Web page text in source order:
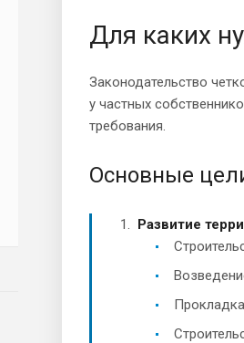
Для каких
Законодательство
у частных
требования.
Основные
Развитие